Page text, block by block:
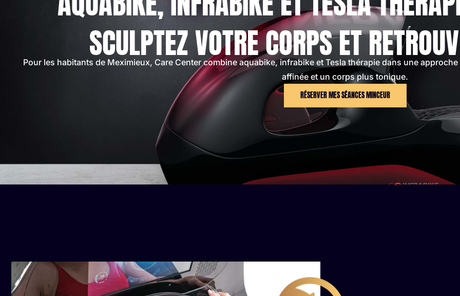
SCULPTEZ VOTRE CORPS ET
Pour les habitants de Meximieux, Care Center combine aquabike, infrabike et Tesla thérapie dans une
affinée et un corps plus tonique.
RÉSERVER MES SÉANCES MINCEUR